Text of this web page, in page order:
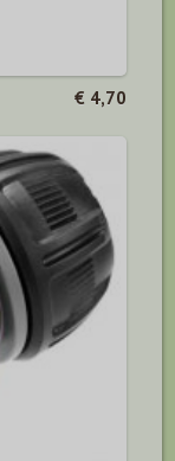
€ 4,70